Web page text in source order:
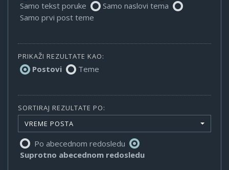
Samo tekst poruke
Samo naslovi tema
Samo prvi post teme
PRIKAŽI REZULTATE KAO:
Postovi Teme
SORTIRAJ REZULTATE PO:
VREME POSTA
Po abecednom redosledu
Suprotno abecednom redosledu